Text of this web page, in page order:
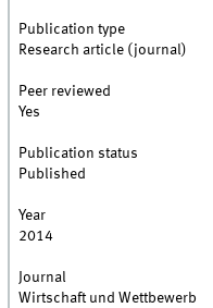
Publication type
Research article (journal)
Peer reviewed
Yes
Publication status
Published
Year
2014
Journal
Wirtschaft und Wettbewerb